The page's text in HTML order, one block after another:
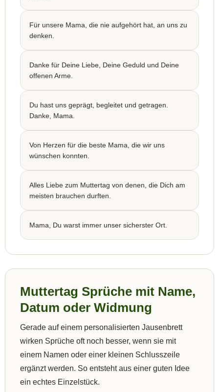
Für unsere Mama, die nie aufgehört hat, an uns zu
denken.
Danke für Deine Liebe, Deine Geduld und Deine
offenen Arme.
Du hast uns geprägt, begleitet und getragen.
Danke, Mama.
Von Herzen für die beste Mama, die wir uns
wünschen konnten.
Alles Liebe zum Muttertag von denen, die Dich am
meisten brauchen durften.
Mama, Du warst immer unser sicherster Ort.
Muttertag Sprüche mit Name,
Datum oder Widmung
Gerade auf einem personalisierten Jausenbrett
wirken Sprüche oft noch besser, wenn sie mit
einem Namen oder einer kleinen Schlusszeile
ergänzt werden. So entsteht aus einer guten Idee
ein echtes Einzelstück.